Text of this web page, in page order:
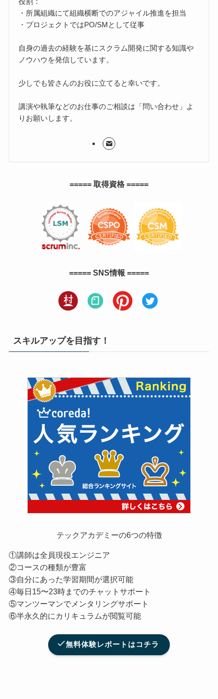
・所属組織にて組織横断でのアジャイル推進を担当
・プロジェクトではPO/SMとして従事
自身の過去の経験を基にスクラム開発に関する知識や
ノウハウを発信しています。
少しでも皆さんのお役に立てると幸いです。
講演や執筆などのお仕事のご相談は「問い合わせ」よ
りお願いします。
===== 取得資格 =====
===== SNS情報 =====
スキルアップを目指す！
テックアカデミーの6つの特徴
①講師は全員現役エンジニア
②コースの種類が豊富
③自分にあった学習期間が選択可能
④毎日15〜23時までのチャットサポート
⑤マンツーマンでメンタリングサポート
⑥半永久的にカリキュラムが閲覧可能
無料体験レポートはコチラ